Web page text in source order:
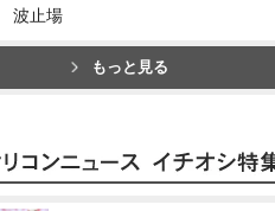
波止場
もっと見る